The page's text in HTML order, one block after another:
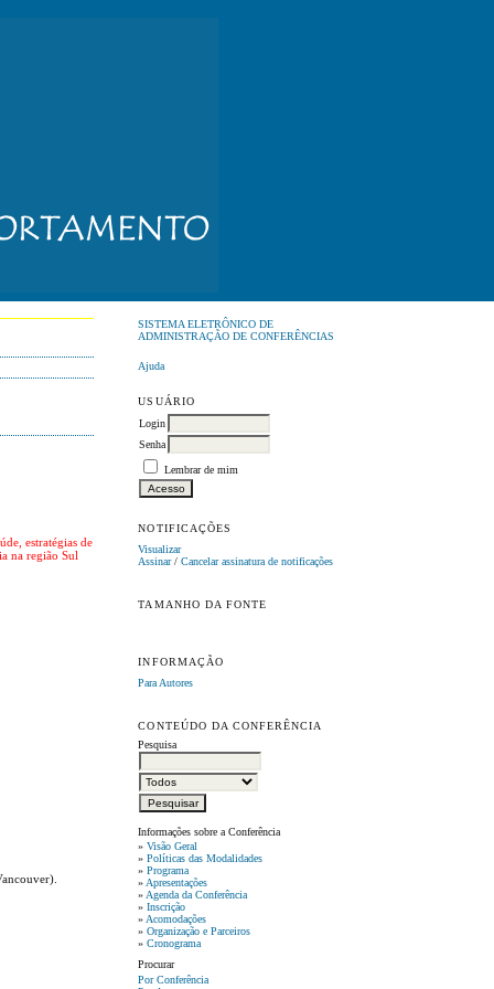
SISTEMA ELETRÔNICO DE
ADMINISTRAÇÃO DE CONFERÊNCIAS
Ajuda
USUÁRIO
Login
Senha
Lembrar de mim
NOTIFICAÇÕES
Visualizar
Assinar/Cancelar assinatura de notificações
TAMANHO DA FONTE
INFORMAÇÃO
Para Autores
CONTEÚDO DA CONFERÊNCIA
Pesquisa
Informações sobre a Conferência
»Visão Geral
»Políticas das Modalidades
»Programa
»Apresentações
»Agenda da Conferência
»Inscrição
»Acomodações
»Organização e Parceiros
»Cronograma
Procurar
Por Conferência
estratégias de
na região Sul